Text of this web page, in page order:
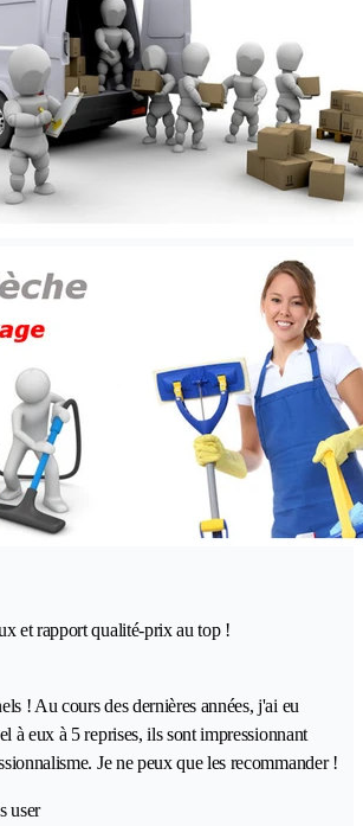
et rapport qualité-prix au top !
! Au cours des dernières années, j'ai eu
à eux à 5 reprises, ils sont impressionnant
Je ne peux que les recommander !
user